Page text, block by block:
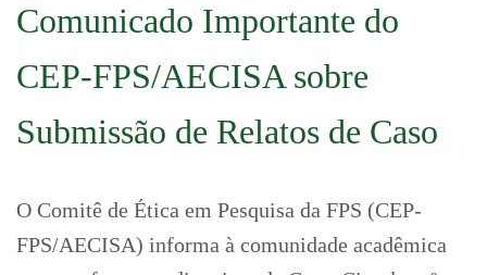
Comunicado Importante do
CEP-FPS/AECISA sobre
Submissão de Relatos de Caso
O Comitê de Ética em Pesquisa da FPS (CEP-
FPS/AECISA) informa à comunidade acadêmica